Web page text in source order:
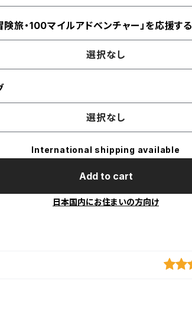
険旅・100マイルアドベンチャー」を応援する
選択なし
選択なし
International shipping available
Add to cart
日本国内にお住まいの方向け